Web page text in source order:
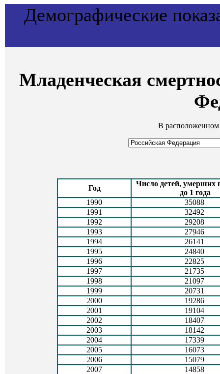
Демографические
Младенческая
В расположенном
Год
Число детей, умерших
до 1 года
1990
35088
1991
32492
1992
29208
1993
27946
1994
26141
1995
24840
1996
22825
1997
21735
1998
21097
1999
20731
2000
19286
2001
19104
2002
18407
2003
18142
2004
17339
2005
16073
2006
15079
2007
14858